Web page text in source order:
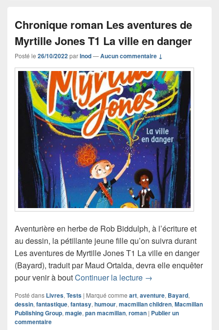
Chronique roman Les aventures de
Myrtille Jones T1 La ville en danger
Posté le 26/10/2022parInod—Aucun commentaire ↓
Aventurière en herbe de Rob Biddulph, à l’écriture et
au dessin, la pétillante jeune fille qu’on suivra durant
Les aventures de Myrtille Jones T1 La ville en danger
(Bayard), traduit par Maud Ortalda, devra elle enquêter
pour venir à boutContinuer la lecture Chronique roman
→
Posté dans Livres, Tests | Marqué comme art, aventure, Bayard,
dessin, fantastique, fantasy, humour, macmillan children, Macmillan
Publishing Group, magie, pan macmillan, roman | Publier un
commentaire